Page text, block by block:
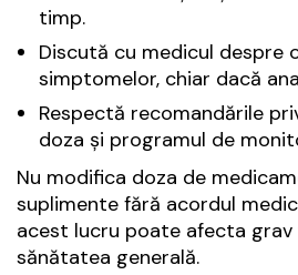
timp.
Discută cu medicul despre
simptomelor, chiar dacă
Respectă recomandările
doza și programul de
Nu modifica doza de
suplimente fără acordul
acest lucru poate afecta
sănătatea generală.